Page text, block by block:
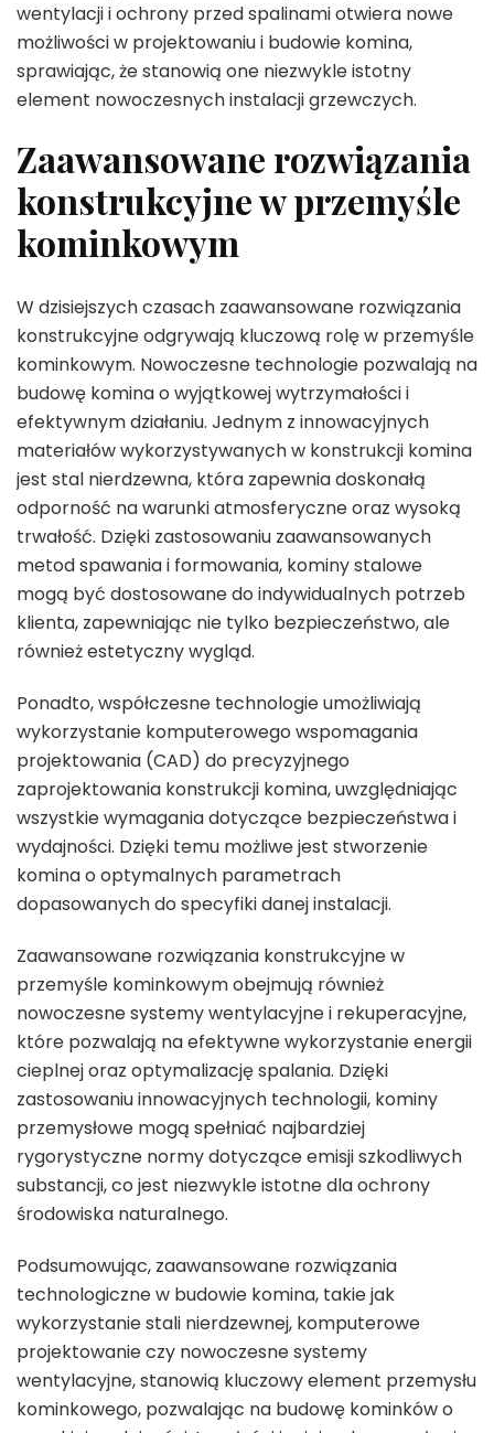
wentylacji i ochrony przed spalinami otwiera nowe
możliwości w projektowaniu i budowie komina,
sprawiając, że stanowią one niezwykle istotny
element nowoczesnych instalacji grzewczych.
Zaawansowane rozwiązania
konstrukcyjne w przemyśle
kominkowym
W dzisiejszych czasach zaawansowane rozwiązania
konstrukcyjne odgrywają kluczową rolę w przemyśle
kominkowym. Nowoczesne technologie pozwalają na
budowę komina o wyjątkowej wytrzymałości i
efektywnym działaniu. Jednym z innowacyjnych
materiałów wykorzystywanych w konstrukcji komina
jest stal nierdzewna, która zapewnia doskonałą
odporność na warunki atmosferyczne oraz wysoką
trwałość. Dzięki zastosowaniu zaawansowanych
metod spawania i formowania, kominy stalowe
mogą być dostosowane do indywidualnych potrzeb
klienta, zapewniając nie tylko bezpieczeństwo, ale
również estetyczny wygląd.
Ponadto, współczesne technologie umożliwiają
wykorzystanie komputerowego wspomagania
projektowania (CAD) do precyzyjnego
zaprojektowania konstrukcji komina, uwzględniając
wszystkie wymagania dotyczące bezpieczeństwa i
wydajności. Dzięki temu możliwe jest stworzenie
komina o optymalnych parametrach
dopasowanych do specyfiki danej instalacji.
Zaawansowane rozwiązania konstrukcyjne w
przemyśle kominkowym obejmują również
nowoczesne systemy wentylacyjne i rekuperacyjne,
które pozwalają na efektywne wykorzystanie energii
cieplnej oraz optymalizację spalania. Dzięki
zastosowaniu innowacyjnych technologii, kominy
przemysłowe mogą spełniać najbardziej
rygorystyczne normy dotyczące emisji szkodliwych
substancji, co jest niezwykle istotne dla ochrony
środowiska naturalnego.
Podsumowując, zaawansowane rozwiązania
technologiczne w budowie komina, takie jak
wykorzystanie stali nierdzewnej, komputerowe
projektowanie czy nowoczesne systemy
wentylacyjne, stanowią kluczowy element przemysłu
kominkowego, pozwalając na budowę kominków o